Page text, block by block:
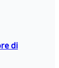
di